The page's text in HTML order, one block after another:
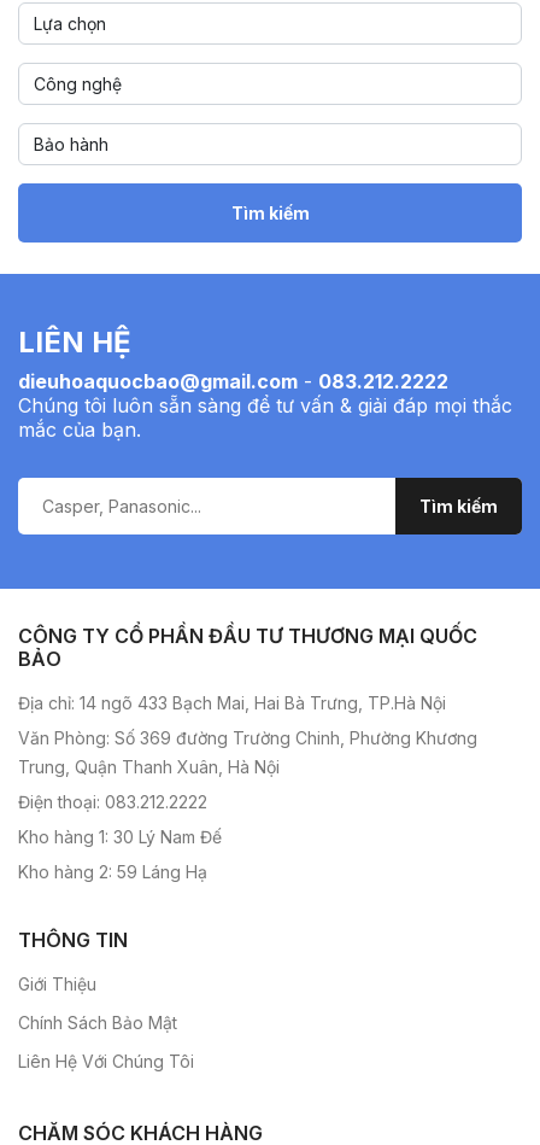
Tìm kiếm
LIÊN HỆ
dieuhoaquocbao@gmail.com - 083.212.2222
Chúng tôi luôn sẵn sàng để tư vấn & giải đáp mọi thắc
mắc của bạn.
CÔNG TY CỔ PHẦN ĐẦU TƯ THƯƠNG MẠI QUỐC
BẢO
Địa chỉ: 14 ngõ 433 Bạch Mai, Hai Bà Trưng, TP.Hà Nội
Văn Phòng: Số 369 đường Trường Chinh, Phường Khương
Trung, Quận Thanh Xuân, Hà Nội
Điện thoại: 083.212.2222
Kho hàng 1: 30 Lý Nam Đế
Kho hàng 2: 59 Láng Hạ
THÔNG TIN
Giới Thiệu
Chính Sách Bảo Mật
Liên Hệ Với Chúng Tôi
CHĂM SÓC KHÁCH HÀNG